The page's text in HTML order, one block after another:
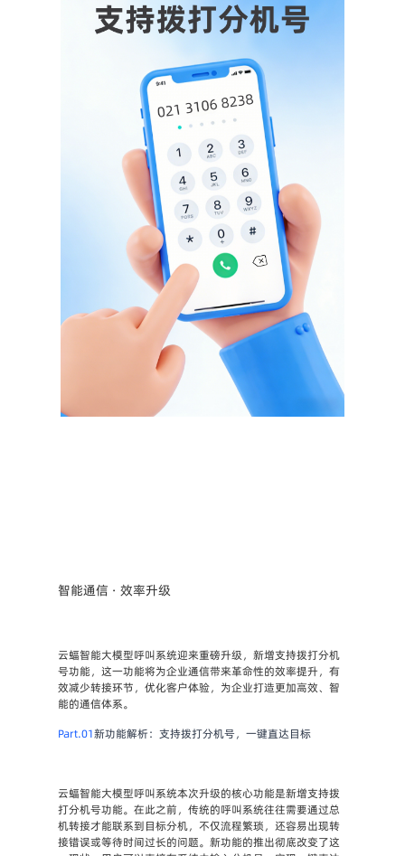
智能通信 · 效率升级
云蝠智能大模型呼叫系统迎来重磅升级，新增支持拨打分机
号功能，这一功能将为企业通信带来革命性的效率提升，有
效减少转接环节，优化客户体验，为企业打造更加高效、智
能的通信体系。
Part.01新功能解析：支持拨打分机号，一键直达目标
云蝠智能大模型呼叫系统本次升级的核心功能是新增支持拨
打分机号功能。在此之前，传统的呼叫系统往往需要通过总
机转接才能联系到目标分机，不仅流程繁琐，还容易出现转
接错误或等待时间过长的问题。新功能的推出彻底改变了这